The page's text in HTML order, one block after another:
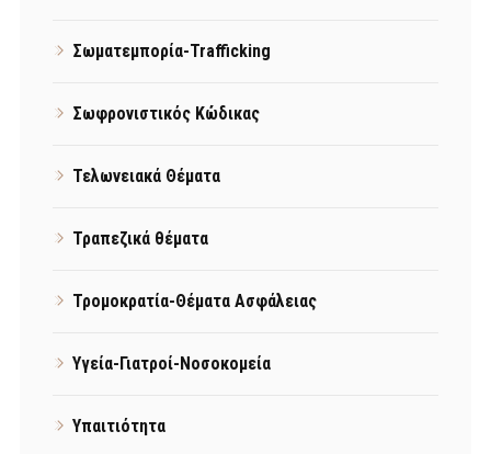
Σωματεμπορία-Trafficking
Σωφρονιστικός Κώδικας
Τελωνειακά Θέματα
Τραπεζικά θέματα
Τρομοκρατία-Θέματα Ασφάλειας
Υγεία-Γιατροί-Νοσοκομεία
Υπαιτιότητα